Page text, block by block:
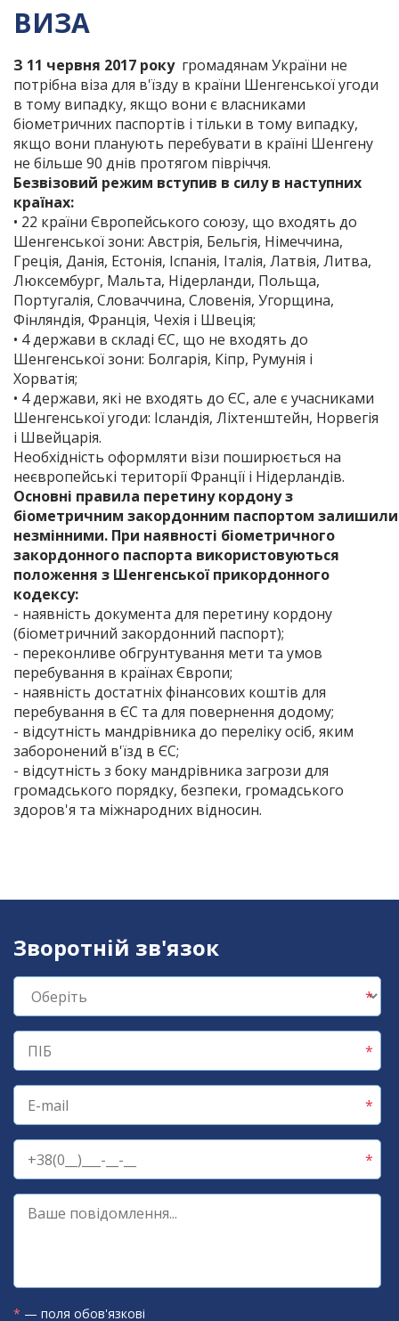
ВИЗА
З 11 червня 2017 рокугромадянам України не
потрібна віза для в'їзду в країни Шенгенської угоди
в тому випадку, якщо вони є власниками
біометричних паспортів і тільки в тому випадку,
якщо вони планують перебувати в країні Шенгену
не більше 90 днів протягом півріччя.
Безвізовий режим вступив в силу в наступних
країнах:
• 22 країни Європейського союзу, що входять до
Шенгенської зони: Австрія, Бельгія, Німеччина,
Греція, Данія, Естонія, Іспанія, Італія, Латвія, Литва,
Люксембург, Мальта, Нідерланди, Польща,
Португалія, Словаччина, Словенія, Угорщина,
Фінляндія, Франція, Чехія і Швеція;
• 4 держави в складі ЄС, що не входять до
Шенгенської зони: Болгарія, Кіпр, Румунія і
Хорватія;
• 4 держави, які не входять до ЄС, але є учасниками
Шенгенської угоди: Ісландія, Ліхтенштейн, Норвегія
і Швейцарія.
Необхідність оформляти візи поширюється на
неєвропейські території Франції і Нідерландів.
Основні правила перетину кордону з
біометричним закордонним паспортом
незмінними. При наявності біометричного
закордонного паспорта використовуються
положення з Шенгенської прикордонного
кодексу:
- наявність документа для перетину кордону
(біометричний закордонний паспорт);
- переконливе обгрунтування мети та умов
перебування в країнах Європи;
- наявність достатніх фінансових коштів для
перебування в ЄС та для повернення додому;
- відсутність мандрівника до переліку осіб, яким
заборонений в'їзд в ЄС;
- відсутність з боку мандрівника загрози для
громадського порядку, безпеки, громадського
здоров'я та міжнародних відносин.
Зворотній зв'язок
* — поля обов'язкові